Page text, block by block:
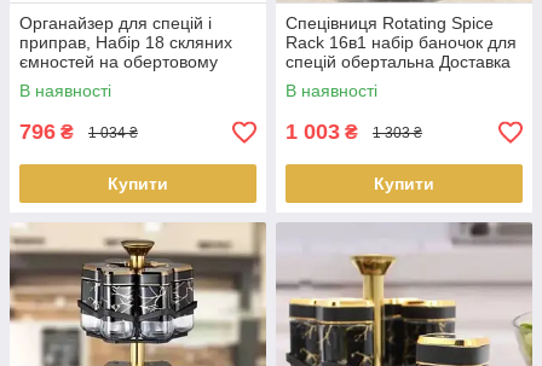
Органайзер для спецій і
приправ, Набір 18 скляних
ємностей на обертовому
колесі, Орган Доставка по
Україні
В наявності
796 ₴ 1 034 ₴
Купити
Спецівниця Rotating Spice
Rack 16в1 набір баночок для
спецій обертальна Доставка
по Україні
В наявності
1 003 ₴ 1 303 ₴
Купити